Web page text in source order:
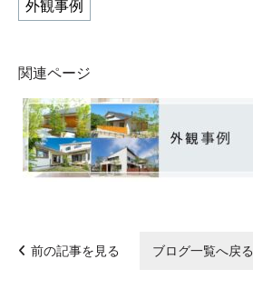
外観事例
関連ページ
前の記事を見る ブログ一覧へ戻る